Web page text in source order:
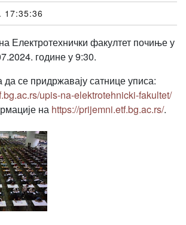
17:35:36
Електротехнички факултет почиње у
године у 9:30.
да се придржавају сатнице уписа:
upis-na-elektrotehnicki-fakultet/
на https://prijemni.etf.bg.ac.rs/.